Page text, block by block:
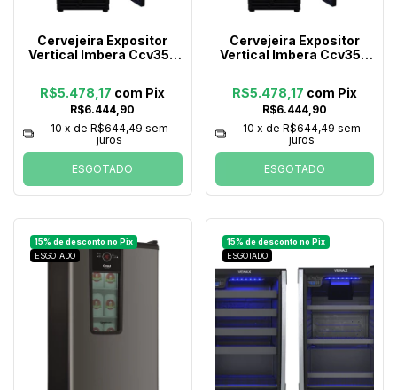
Cervejeira Expositor
Vertical Imbera Ccv355
R$6.444,90
R$5.478,17 com Pix
10 x deR$644,49 sem
juros
ESGOTADO
Cervejeira Expositor
Vertical Imbera Ccv355
R$6.444,90
R$5.478,17 com Pix
10 x de R$644,49 sem
juros
ESGOTADO
ESGOTADO ESGOTADO